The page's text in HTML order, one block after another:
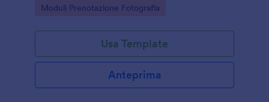
Go to Category:
Moduli Prenotazione Fotografia
Usa Template
Anteprima